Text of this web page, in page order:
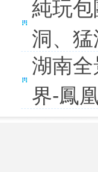
純玩
洞、
湖南
界-鳳